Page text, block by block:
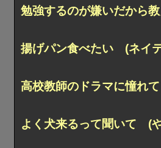
勉強するのが嫌いだから
揚げパン食べたい (ネイ
高校教師のドラマに憧れ
よく犬来るって聞いて (